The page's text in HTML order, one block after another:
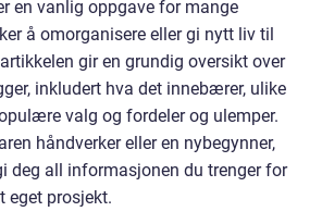
en vanlig oppgave for mange
å omorganisere eller gi nytt liv til
gir en grundig oversikt over
inkludert hva det innebærer, ulike
valg og fordeler og ulemper.
håndverker eller en nybegynner,
deg all informasjonen du trenger for
eget prosjekt.